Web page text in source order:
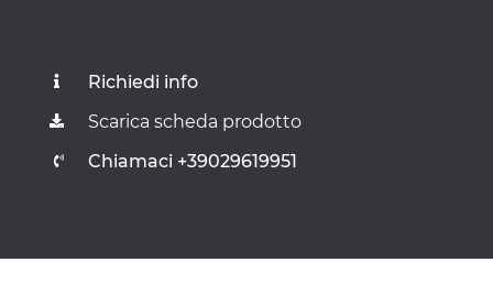
Richiedi info
Scarica scheda prodotto
Chiamaci +39029619951